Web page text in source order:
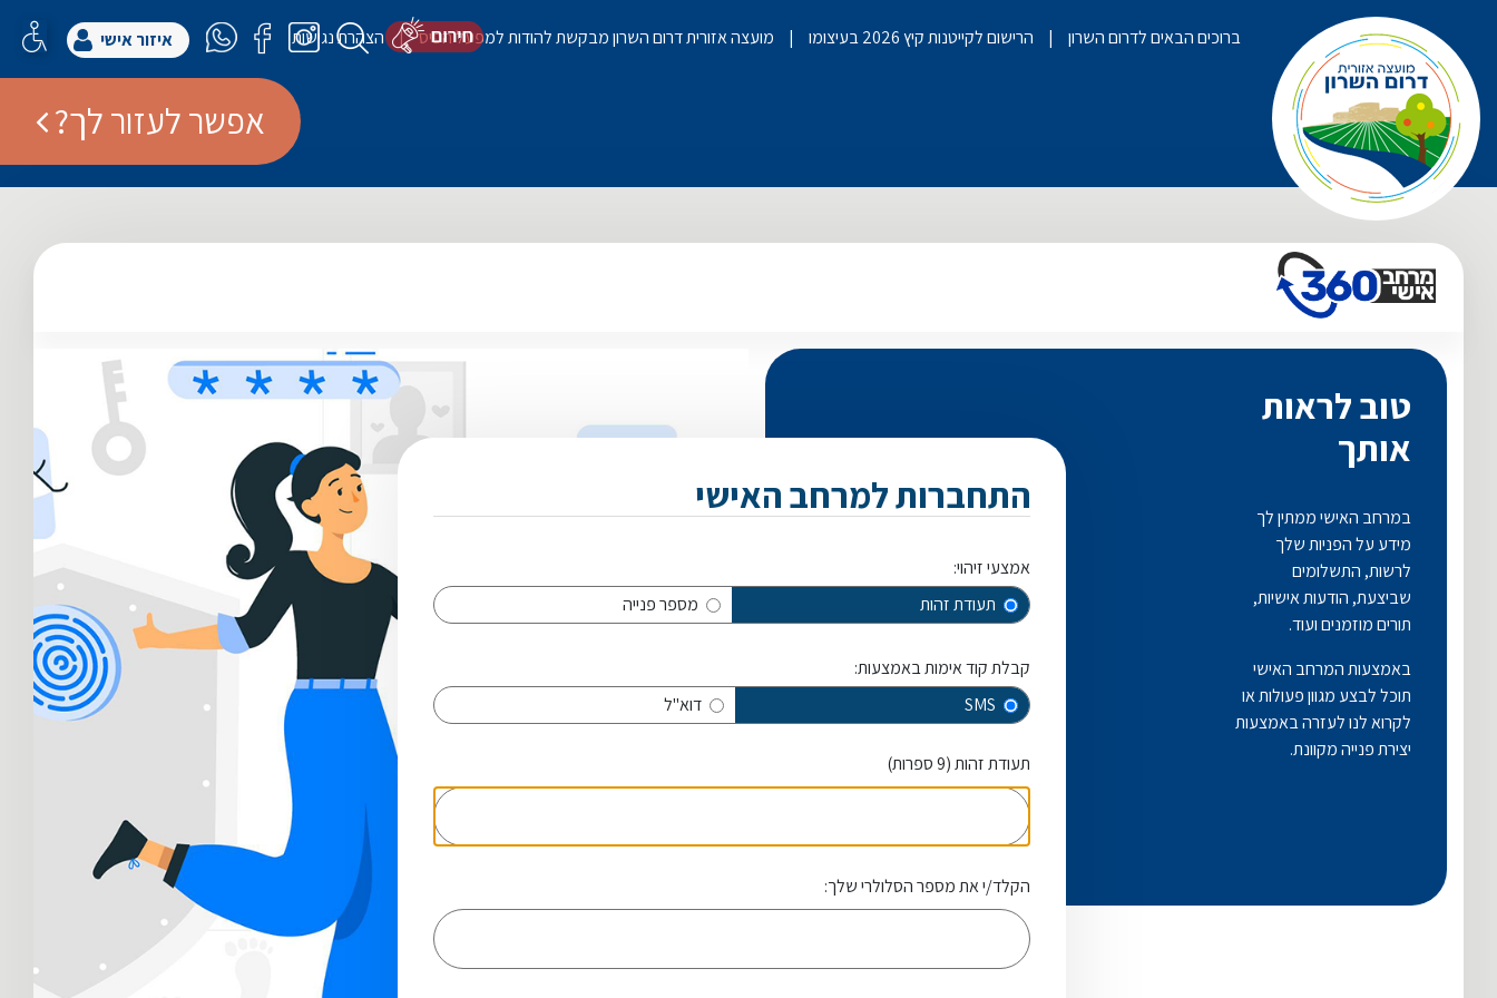
ברוכים הבאים לדרום השרון הרישום לקייטנות קיץ 2026 בעיצומו מועצה אזורית דרום השרון מבקשת להודות למפעל הפיס הצהרת נגישות איזור אישי
אפשר לעזור לך?
טוב לראות
אותך
במרחב האישי ממתין לך
מידע על הפניות שלך
לרשות, התשלומים
שביצעת, הודעות אישיות,
תורים מוזמנים ועוד.
באמצעות המרחב האישי
תוכל לבצע מגוון פעולות או
לקרוא לנו לעזרה באמצעות
יצירת פנייה מקוונת.
התחברות למרחב האישי
אמצעי זיהוי:
תעודת זהות
מספר פנייה
קבלת קוד אימות באמצעות:
SMS
דוא"ל
תעודת זהות (9 ספרות)
הקלד/י את מספר הסלולרי שלך: